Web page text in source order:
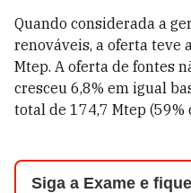
Quando considerada a
renováveis, a oferta teve
Mtep. A oferta de fontes
cresceu 6,8% em igual
total de 174,7 Mtep (59%
Siga a Exame e